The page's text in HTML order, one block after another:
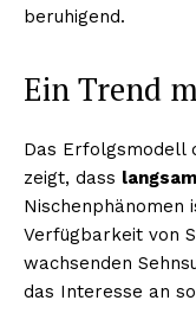
beruhigend.
Ein Trend
Das Erfolgsmodell
zeigt, dass
Nischenphänomen
Verfügbarkeit von
wachsenden
das Interesse an